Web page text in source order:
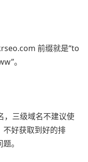
前缀就是“to
。
三级域名不建议使
不好获取到好的排
。